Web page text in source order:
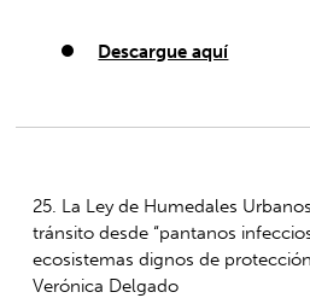
Descargue aquí
25. La Ley de Humedales
tránsito desde “pantanos
ecosistemas dignos de
Verónica Delgado